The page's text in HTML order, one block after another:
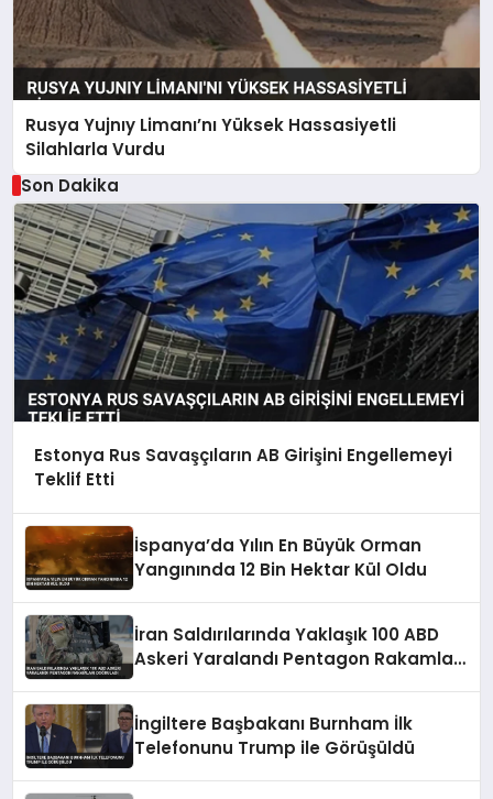
Rusya Yujnıy Limanı’nı Yüksek Hassasiyetli
Silahlarla Vurdu
Son Dakika
Estonya Rus Savaşçıların AB Girişini Engellemeyi
Teklif Etti
İspanya’da Yılın En Büyük Orman
Yangınında 12 Bin Hektar Kül Oldu
İran Saldırılarında Yaklaşık 100 ABD
Askeri Yaralandı Pentagon Rakamları
İngiltere Başbakanı Burnham İlk
Telefonunu Trump ile Görüşüldü